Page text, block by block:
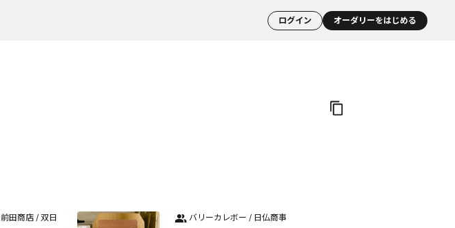
ログイン オーダリーをはじめる
田商店 / 双日
バリーカレボー / 日仏商事